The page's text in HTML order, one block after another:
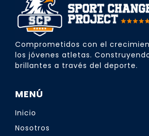
Comprometidos con el
los jóvenes atletas.
brillantes a través del deporte.
MENÚ
Inicio
Nosotros